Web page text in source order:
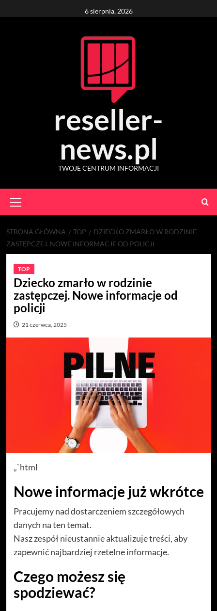
to
6 sierpnia, 2026
reseller-
news.pl
TWOJE CENTRUM INFORMACJI
Menu
STRONA GŁÓWNA TOP
DZIECKO ZMARŁO W RODZINIE
ZASTĘPCZEJ. NOWE INFORMACJE OD POLICJI
TOP
Dziecko zmarło w rodzinie
zastępczej. Nowe informacje od
policji
21 czerwca, 2025
„`html
Nowe informacje już wkrótce
Pracujemy nad dostarczeniem szczegółowych
danych na ten temat.
Nasz zespół nieustannie aktualizuje treści, aby
zapewnić najbardziej rzetelne informacje.
Czego możesz się
spodziewać?